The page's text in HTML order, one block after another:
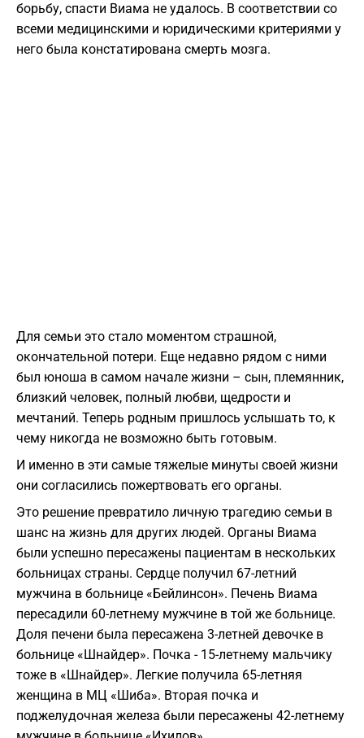
борьбу, спасти Виама не удалось. В соответствии со
всеми медицинскими и юридическими критериями у
него была констатирована смерть мозга.
Для семьи это стало моментом страшной,
окончательной потери. Еще недавно рядом с ними
был юноша в самом начале жизни – сын, племянник,
близкий человек, полный любви, щедрости и
мечтаний. Теперь родным пришлось услышать то, к
чему никогда не возможно быть готовым.
И именно в эти самые тяжелые минуты своей жизни
они согласились пожертвовать его органы.
Это решение превратило личную трагедию семьи в
шанс на жизнь для других людей. Органы Виама
были успешно пересажены пациентам в нескольких
больницах страны. Сердце получил 67-летний
мужчина в больнице «Бейлинсон». Печень Виама
пересадили 60-летнему мужчине в той же больнице.
Доля печени была пересажена 3-летней девочке в
больнице «Шнайдер». Почка - 15-летнему мальчику
тоже в «Шнайдер». Легкие получила 65-летняя
женщина в МЦ «Шиба». Вторая почка и
поджелудочная железа были пересажены 42-летнему